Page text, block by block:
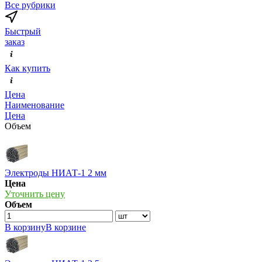
Все рубрики
Быстрый
заказ
Как купить
Цена
Наименование
Цена
Объем
Электроды НИАТ-1 2 мм
Цена
Уточнить цену
Объем
В корзинуВ корзине